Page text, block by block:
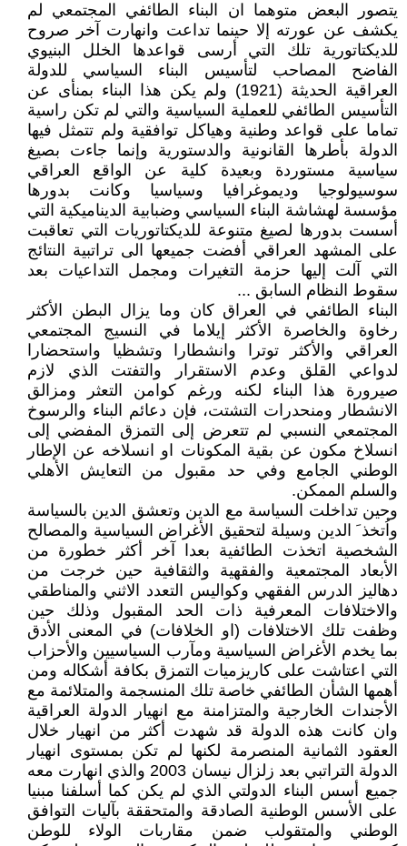
يتصور البعض متوهما ان البناء الطائفي المجتمعي لم
يكشف عن عورته إلا حينما تداعت وانهارت آخر صروح
للديكتاتورية تلك التي أرسى قواعدها الخلل البنيوي
الفاضح المصاحب لتأسيس البناء السياسي للدولة
العراقية الحديثة (1921) ولم يكن هذا البناء بمنأى عن
التأسيس الطائفي للعملية السياسية والتي لم تكن راسية
تماما على قواعد وطنية وهياكل توافقية ولم تتمثل فيها
الدولة بأطرها القانونية والدستورية وإنما جاءت بصيغ
سياسية مستوردة وبعيدة كلية عن الواقع العراقي
سوسيولوجيا وديموغرافيا وسياسيا وكانت بدورها
مؤسسة لهشاشة البناء السياسي وضبابية الديناميكية التي
أسست بدورها لصيغ متنوعة للديكتاتوريات التي تعاقبت
على المشهد العراقي أفضت جميعها الى تراتبية النتائج
التي آلت إليها حزمة التغيرات ومجمل التداعيات بعد
سقوط النظام السابق ...
البناء الطائفي في العراق كان وما يزال البطن الأكثر
رخاوة والخاصرة الأكثر إيلاما في النسيج المجتمعي
العراقي والأكثر توترا وانشطارا وتشظيا واستحضارا
لدواعي القلق وعدم الاستقرار والتفتت الذي لازم
صيرورة هذا البناء لكنه ورغم كوامن التعثر ومزالق
الانشطار ومنحدرات التشتت، فإن دعائم البناء والرسوخ
المجتمعي النسبي لم تتعرض إلى التمزق المفضي إلى
انسلاخ مكون عن بقية المكونات او انسلاخه عن الإطار
الوطني الجامع وفي حد مقبول من التعايش الأهلي
والسلم الممكن.
وحين تداخلت السياسة مع الدين وتعشق الدين بالسياسة
واُتخذ َ الدين وسيلة لتحقيق الأغراض السياسية والمصالح
الشخصية اتخذت الطائفية بعدا آخر أكثر خطورة من
الأبعاد المجتمعية والفقهية والثقافية حين خرجت من
دهاليز الدرس الفقهي وكواليس التعدد الاثني والمناطقي
والاختلافات المعرفية ذات الحد المقبول وذلك حين
وظفت تلك الاختلافات (او الخلافات) في المعنى الأدق
بما يخدم الأغراض السياسية ومآرب السياسيين والأحزاب
التي اعتاشت على كاريزميات التمزق بكافة أشكاله ومن
أهمها الشأن الطائفي خاصة تلك المنسجمة والمتلائمة مع
الأجندات الخارجية والمتزامنة مع انهيار الدولة العراقية
وان كانت هذه الدولة قد شهدت أكثر من انهيار خلال
العقود الثمانية المنصرمة لكنها لم تكن بمستوى انهيار
الدولة التراتبي بعد زلزال نيسان 2003 والذي انهارت معه
جميع أسس البناء الدولتي الذي لم يكن كما أسلفنا مبنيا
على الأسس الوطنية الصادقة والمتحققة بآليات التوافق
الوطني والمتقولب ضمن مقاربات الولاء للوطن